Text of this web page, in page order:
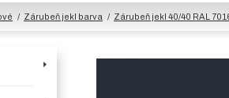
Zárubeň jekl barva Zárubeň jekl 40/40 RAL